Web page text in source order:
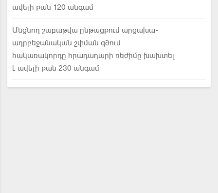
ավելի քան 120 անգամ
Անցնող շաբաթվա ընթացքում արցախա-
ադրբեջանական շփման գծում
հակառակորդը հրադադարի ռեժիմը խախտել
է ավելի քան 230 անգամ